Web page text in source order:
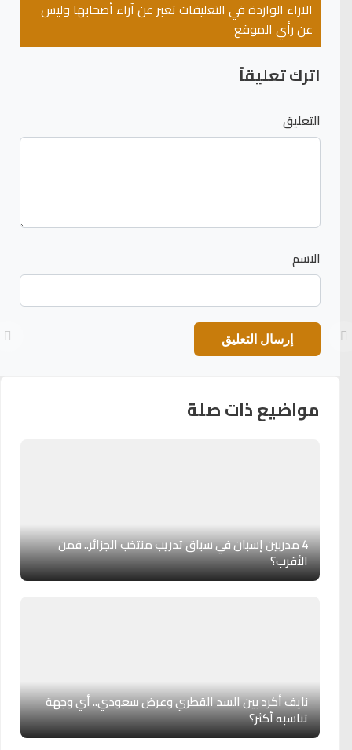
الآراء الواردة في التعليقات تعبر عن آراء أصحابها وليس
عن رأي الموقع
اترك تعليقاً
التعليق
الاسم
مواضيع ذات صلة
4 مدربين إسبان في سباق تدريب منتخب الجزائر.. فمن
الأقرب؟
نايف أكرد بين السد القطري وعرض سعودي.. أي وجهة
تناسبه أكثر؟